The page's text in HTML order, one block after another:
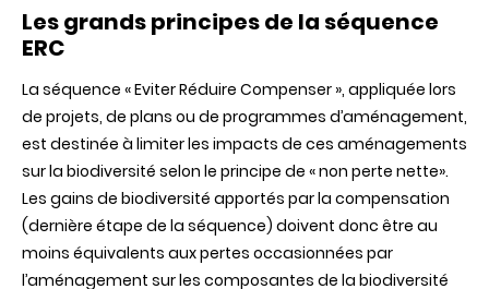
pour
pratiques
pour
limiter
l'impact
des
aménagements
sur
la
biodiversité
Les grands principes de la séquence
ERC
La séquence « Eviter Réduire Compenser », appliquée lors
de projets, de plans ou de programmes d’aménagement,
est destinée à limiter les impacts de ces aménagements
sur la biodiversité selon le principe de « non perte nette».
Les gains de biodiversité apportés par la compensation
(dernière étape de la séquence) doivent donc être au
moins équivalents aux pertes occasionnées par
l’aménagement sur les composantes de la biodiversité